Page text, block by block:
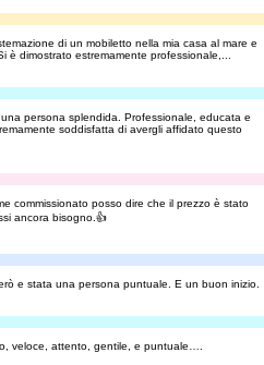
di un mobiletto nella mia casa al mare e
è dimostrato estremamente professionale,...
persona splendida. Professionale, educata e
soddisfatta di avergli affidato questo
commissionato posso dire che il prezzo è stato
ancora bisogno.👍
e stata una persona puntuale. E un buon inizio.
veloce, attento, gentile, e puntuale….